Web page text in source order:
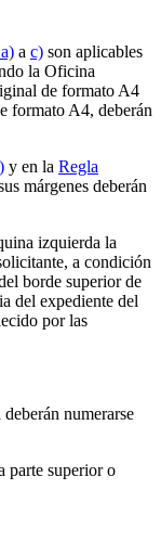
a c) son aplicables
la Oficina
de formato A4
formato A4, deberán
y en la Regla
márgenes deberán
izquierda la
a condición
borde superior de
del expediente del
por las
numerarse
parte superior o